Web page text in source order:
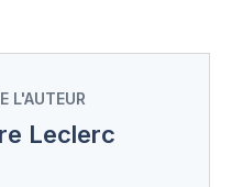
L'AUTEUR
Leclerc